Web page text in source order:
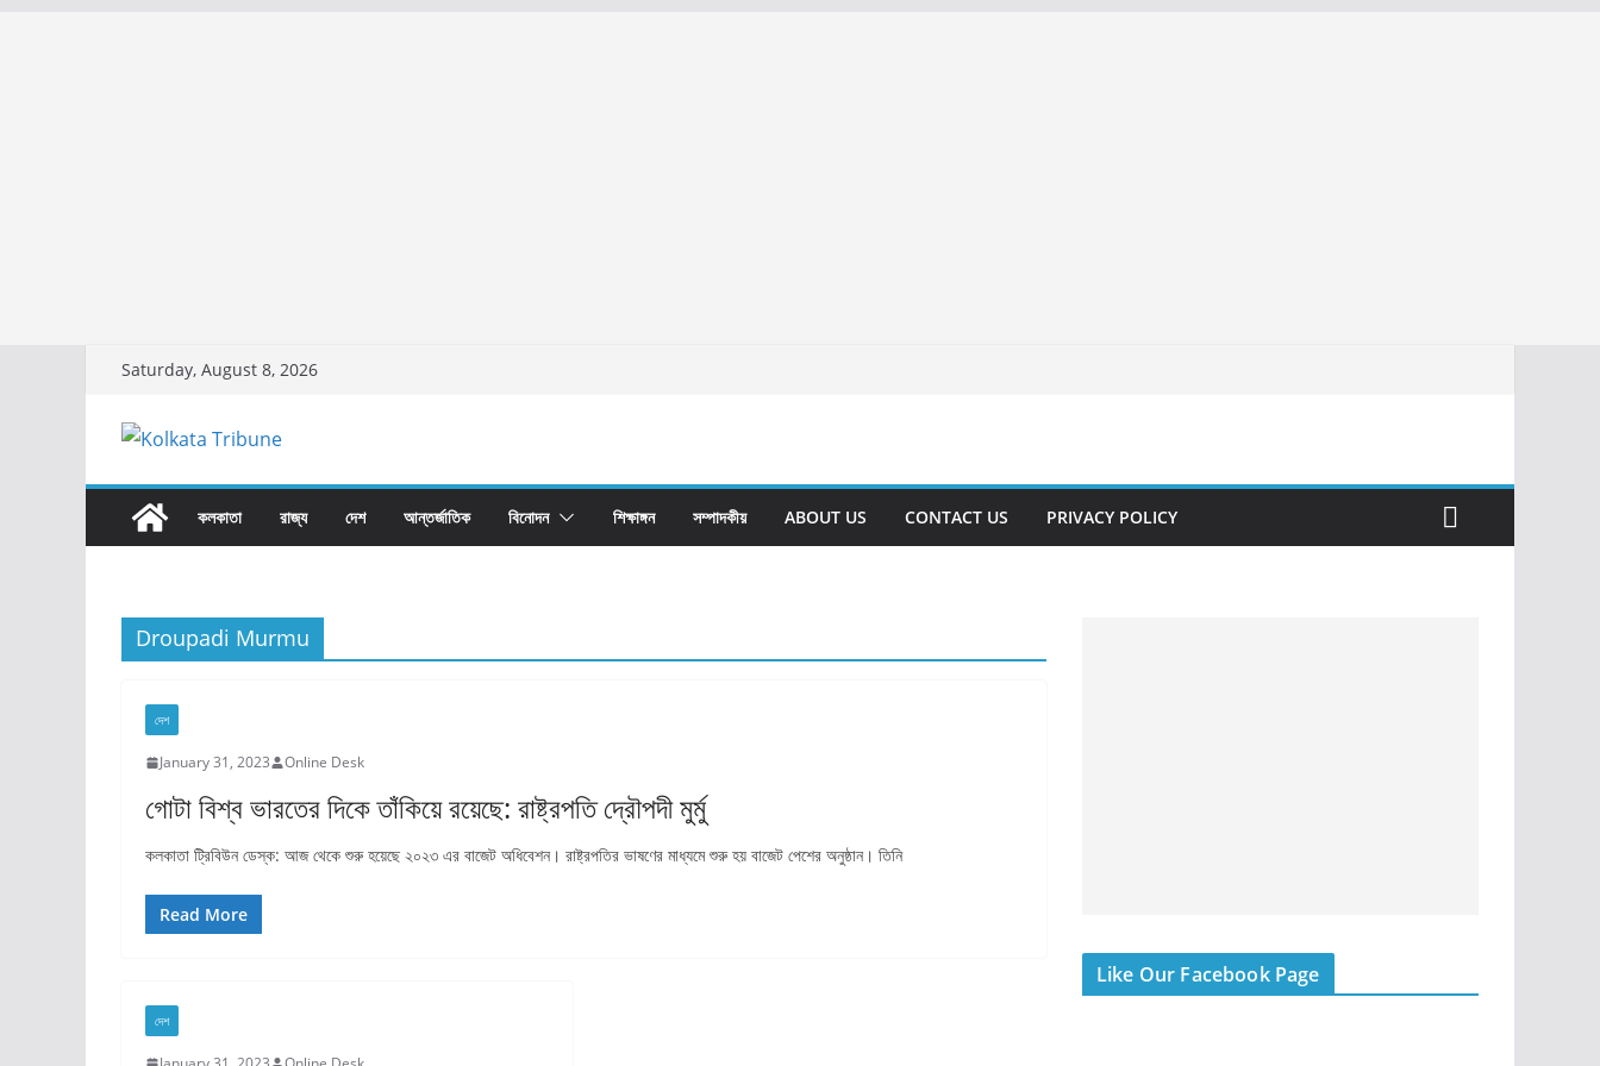
content
Saturday, August 8, 2026
কলকাতা রাজ্য​ দেশ আন্তর্জাতিক বিনোদন শিক্ষাঙ্গন সম্পাদকীয় ABOUT US CONTACT US PRIVACY POLICY
Droupadi Murmu
দেশ
January 31, 2023 Online Desk
গোটা বিশ্ব ভারতের দিকে তাঁকিয়ে রয়েছে: রাষ্ট্রপতি দ্রৌপদী মুর্মু
কলকাতা ট্রিবিউন ডেস্ক: আজ থেকে শুরু হয়েছে ২০২৩ এর বাজেট অধিবেশন। রাষ্ট্রপতির ভাষণের মাধ্যমে শুরু হয় বাজেট পেশের অনুষ্ঠান। তিনি
Read More
দেশ
Like Our Facebook Page